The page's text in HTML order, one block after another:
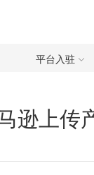
平台入驻
逊上传